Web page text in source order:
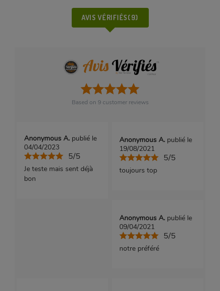
AVIS VÉRIFIÉS(9)
Based on 9customer reviews
Anonymous A. publié le
04/04/2023
5/5
Je teste mais sent déjà
bon
Anonymous A. publié le
19/08/2021
5/5
toujours top
Anonymous A. publié le
09/04/2021
5/5
notre préféré